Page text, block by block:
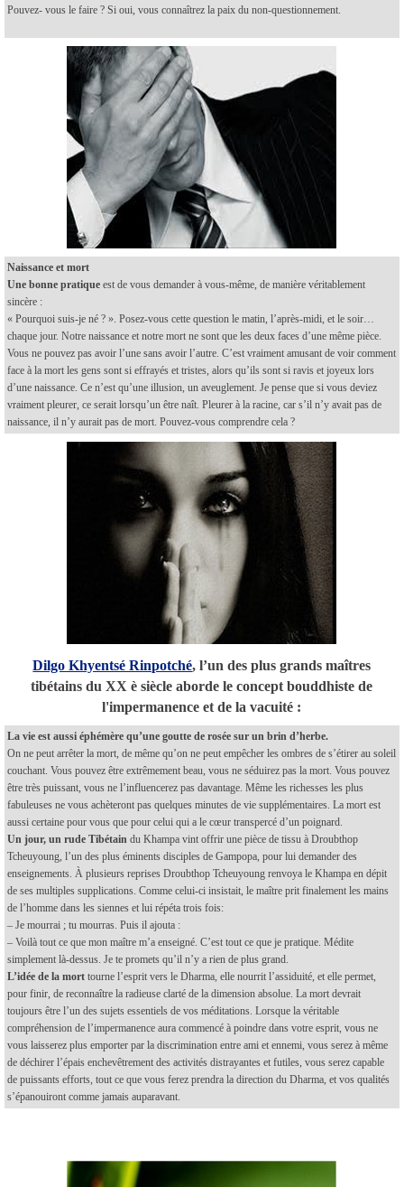
Pouvez- vous le faire ? Si oui, vous connaîtrez la paix du non-questionnement.
Naissance et mort
Une bonne pratique est de vous demander à vous-même, de manière véritablement
sincère :
« Pourquoi suis-je né ? ». Posez-vous cette question le matin, l’après-midi, et le soir…
chaque jour. Notre naissance et notre mort ne sont que les deux faces d’une même pièce.
Vous ne pouvez pas avoir l’une sans avoir l’autre. C’est vraiment amusant de voir comment
face à la mort les gens sont si effrayés et tristes, alors qu’ils sont si ravis et joyeux lors
d’une naissance. Ce n’est qu’une illusion, un aveuglement. Je pense que si vous deviez
vraiment pleurer, ce serait lorsqu’un être naît. Pleurer à la racine, car s’il n’y avait pas de
naissance, il n’y aurait pas de mort. Pouvez-vous comprendre cela ?
Dilgo Khyentsé Rinpotché, l’un des plus grands maîtres
tibétains du XX è siècle aborde le concept bouddhiste de
l'impermanence et de la vacuité :
La vie est aussi éphémère qu’une goutte de rosée sur un brin d’herbe.
On ne peut arrêter la mort, de même qu’on ne peut empêcher les ombres de s’étirer au soleil
couchant. Vous pouvez être extrêmement beau, vous ne séduirez pas la mort. Vous pouvez
être très puissant, vous ne l’influencerez pas davantage. Même les richesses les plus
fabuleuses ne vous achèteront pas quelques minutes de vie supplémentaires. La mort est
aussi certaine pour vous que pour celui qui a le cœur transpercé d’un poignard.
Un jour, un rude Tibétain du Khampa vint offrir une pièce de tissu à Droubthop
Tcheuyoung, l’un des plus éminents disciples de Gampopa, pour lui demander des
enseignements. À plusieurs reprises Droubthop Tcheuyoung renvoya le Khampa en dépit
de ses multiples supplications. Comme celui-ci insistait, le maître prit finalement les mains
de l’homme dans les siennes et lui répéta trois fois:
– Je mourrai ; tu mourras. Puis il ajouta :
– Voilà tout ce que mon maître m’a enseigné. C’est tout ce que je pratique. Médite
simplement là-dessus. Je te promets qu’il n’y a rien de plus grand.
L’idée de la mort tourne l’esprit vers le Dharma, elle nourrit l’assiduité, et elle permet,
pour finir, de reconnaître la radieuse clarté de la dimension absolue. La mort devrait
toujours être l’un des sujets essentiels de vos méditations. Lorsque la véritable
compréhension de l’impermanence aura commencé à poindre dans votre esprit, vous ne
vous laisserez plus emporter par la discrimination entre ami et ennemi, vous serez à même
de déchirer l’épais enchevêtrement des activités distrayantes et futiles, vous serez capable
de puissants efforts, tout ce que vous ferez prendra la direction du Dharma, et vos qualités
s’épanouiront comme jamais auparavant.